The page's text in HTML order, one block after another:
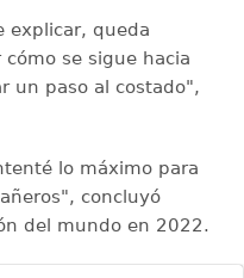
explicar, queda
se sigue hacia
un paso al costado",
lo máximo para
concluyó
del mundo en 2022.